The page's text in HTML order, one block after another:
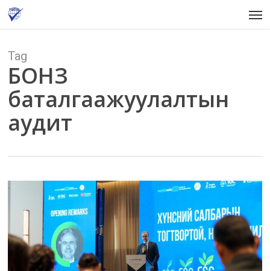
Skip
Tag
БОНЗ
баталгаажуулалтын
аудит